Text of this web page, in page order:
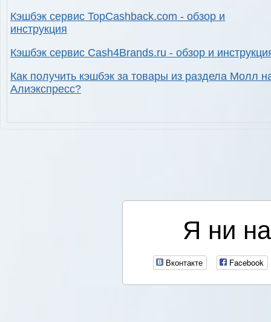
Кэшбэк сервис TopCashback.com - обзор и
инструкция
Кэшбэк сервис Cash4Brands.ru - обзор и
Как получить кэшбэк за товары из раздела Молл
Алиэкспресс?
Я ни
Вконтакте Facebook